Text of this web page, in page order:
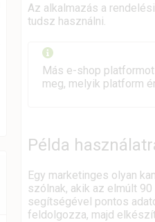
Az alkalmazás a
tudsz használni.
Más e-shop
meg, melyik platform
Példa
Egy marketinges olyan
szólnak, akik az elmúlt
segítségével pontos
feldolgozza, majd